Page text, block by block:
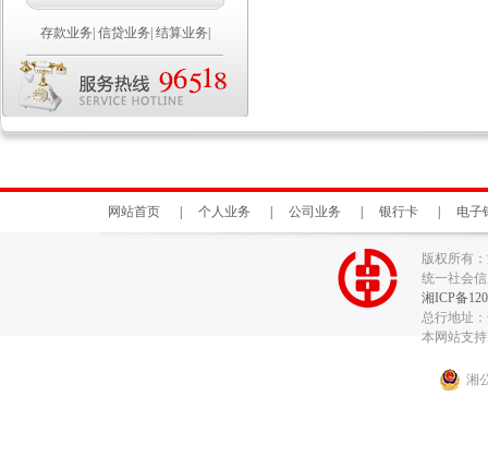
存款业务 信贷业务 结算业务
网站首页 个人业务 公司业务 银行卡 电子
版权所有
统一社会信
湘ICP备
总行地址
本网站支
湘